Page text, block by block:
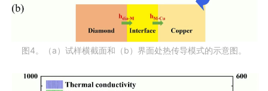
图4。（a）试样横截面和（b）界面处热传导模式的示意图。